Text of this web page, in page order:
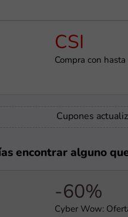
CSI
Compra con
Cupones
encontrar alguno
-60%
Cyber Wow: